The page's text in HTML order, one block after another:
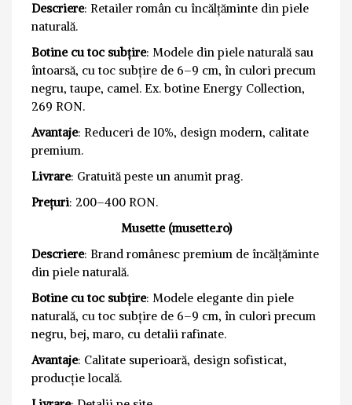
Descriere: Retailer român cu încălțăminte din piele
naturală.
Botine cu toc subțire: Modele din piele naturală sau
întoarsă, cu toc subțire de 6–9 cm, în culori precum
negru, taupe, camel. Ex. botine Energy Collection,
269 RON.
Avantaje: Reduceri de 10%, design modern, calitate
premium.
Livrare: Gratuită peste un anumit prag.
Prețuri: 200–400 RON.
Musette (musette.ro)
Descriere: Brand românesc premium de încălțăminte
din piele naturală.
Botine cu toc subțire: Modele elegante din piele
naturală, cu toc subțire de 6–9 cm, în culori precum
negru, bej, maro, cu detalii rafinate.
Avantaje: Calitate superioară, design sofisticat,
producție locală.